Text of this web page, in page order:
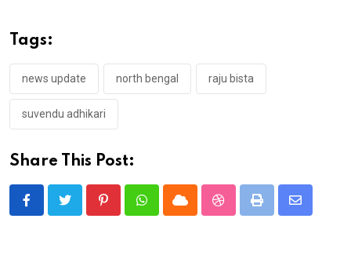
Tags:
news update north bengal raju bista
suvendu adhikari
Share This Post:
PinterestWhatsappCloud StumbleUpon
Print
Share